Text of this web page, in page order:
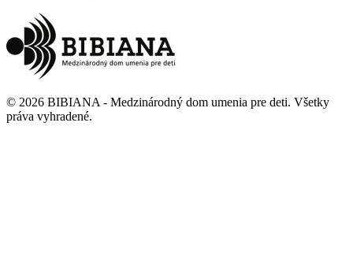
© 2026 BIBIANA - Medzinárodný dom umenia pre deti. Všetky
práva vyhradené.